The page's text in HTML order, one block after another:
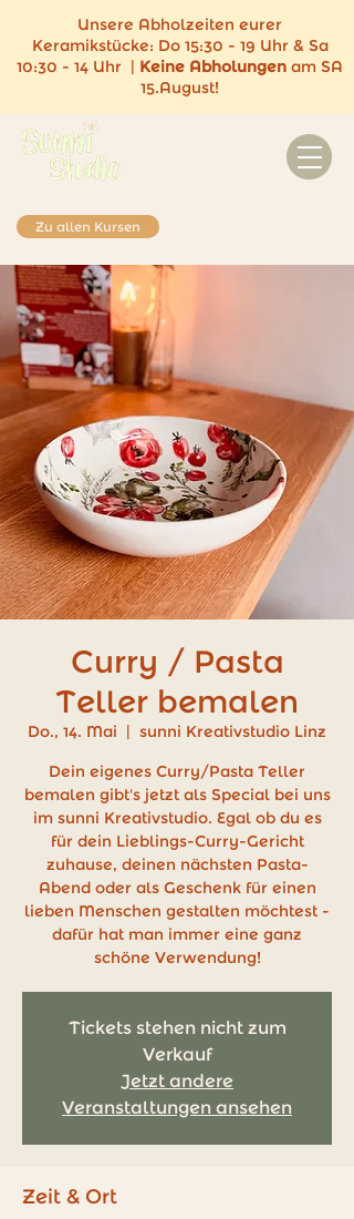
Unsere Abholzeiten eurer
Keramikstücke: Do 15:30 - 19 Uhr & Sa
10:30 - 14 Uhr | Keine Abholungen am SA
15.August!
Zu allen Kursen
Curry / Pasta
Teller bemalen
Do., 14. Mai
  |
sunni Kreativstudio Linz
Dein eigenes Curry/Pasta Teller
bemalen gibt's jetzt als Special bei uns
im sunni Kreativstudio. Egal ob du es
für dein Lieblings-Curry-Gericht
zuhause, deinen nächsten Pasta-
Abend oder als Geschenk für einen
lieben Menschen gestalten möchtest -
dafür hat man immer eine ganz
schöne Verwendung!
Tickets stehen nicht zum
Verkauf
Jetzt andere
Veranstaltungen ansehen
Zeit & Ort